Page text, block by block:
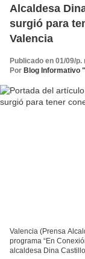
Alcaldesa Dina Castillo:
surgió para
Valencia
Publicado en 01/09/p.
Por Blog Informativo
Valencia (Prensa
programa “En
alcaldesa Dina